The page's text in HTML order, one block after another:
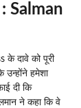
Salman
के दावे को पूरी
उन्होंने हमेशा
दी कि
ने कहा कि वे